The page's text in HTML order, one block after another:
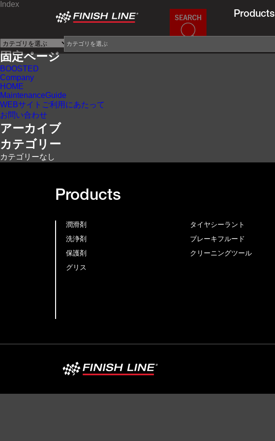
Products
Index
×
固定ページ
BOOSTED
Company
HOME
MaintenanceGuide
WEBサイトご利用にあたって
お問い合わせ
アーカイブ
カテゴリー
カテゴリーなし
Products
潤滑剤
洗浄剤
保護剤
グリス
タイヤシーラント
ブレーキフルード
クリーニングツール